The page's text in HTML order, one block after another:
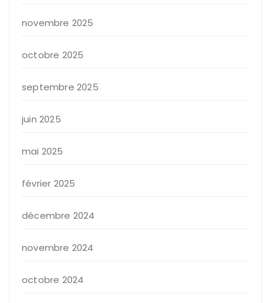
novembre 2025
octobre 2025
septembre 2025
juin 2025
mai 2025
février 2025
décembre 2024
novembre 2024
octobre 2024